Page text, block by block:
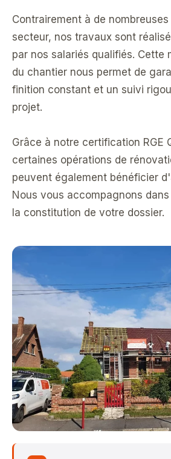
Contrairement à de
secteur, nos travaux sont
par nos salariés qualifiés. Cette
du chantier nous permet de
finition constant et un suivi
projet.
Grâce à notre certification RGE
certaines opérations de
peuvent également bénéficier
Nous vous accompagnons
la constitution de votre dossier.